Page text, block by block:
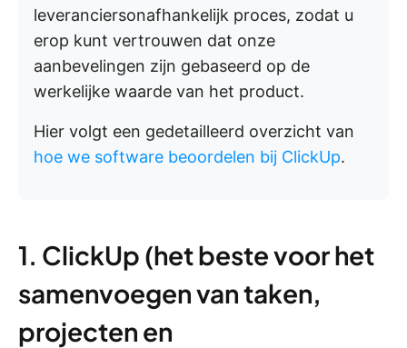
leveranciersonafhankelijk proces, zodat u
erop kunt vertrouwen dat onze
aanbevelingen zijn gebaseerd op de
werkelijke waarde van het product.
Hier volgt een gedetailleerd overzicht van
hoe we software beoordelen bij ClickUp.
1. ClickUp (het beste voor het
samenvoegen van taken,
projecten en